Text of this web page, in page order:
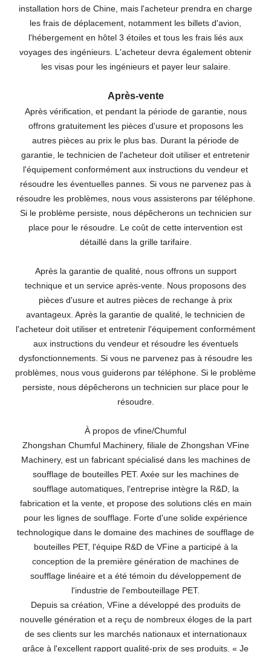
installation hors de Chine, mais l'acheteur prendra en charge
les frais de déplacement, notamment les billets d'avion,
l'hébergement en hôtel 3 étoiles et tous les frais liés aux
voyages des ingénieurs. L'acheteur devra également obtenir
les visas pour les ingénieurs et payer leur salaire.
Après-vente
Après vérification, et pendant la période de garantie, nous
offrons gratuitement les pièces d'usure et proposons les
autres pièces au prix le plus bas. Durant la période de
garantie, le technicien de l'acheteur doit utiliser et entretenir
l'équipement conformément aux instructions du vendeur et
résoudre les éventuelles pannes. Si vous ne parvenez pas à
résoudre les problèmes, nous vous assisterons par téléphone.
Si le problème persiste, nous dépêcherons un technicien sur
place pour le résoudre. Le coût de cette intervention est
détaillé dans la grille tarifaire.
Après la garantie de qualité, nous offrons un support
technique et un service après-vente. Nous proposons des
pièces d'usure et autres pièces de rechange à prix
avantageux. Après la garantie de qualité, le technicien de
l'acheteur doit utiliser et entretenir l'équipement conformément
aux instructions du vendeur et résoudre les éventuels
dysfonctionnements. Si vous ne parvenez pas à résoudre les
problèmes, nous vous guiderons par téléphone. Si le problème
persiste, nous dépêcherons un technicien sur place pour le
résoudre.
À propos de vfine/Chumful
Zhongshan Chumful Machinery, filiale de Zhongshan VFine
Machinery, est un fabricant spécialisé dans les machines de
soufflage de bouteilles PET. Axée sur les machines de
soufflage automatiques, l'entreprise intègre la R&D, la
fabrication et la vente, et propose des solutions clés en main
pour les lignes de soufflage. Forte d'une solide expérience
technologique dans le domaine des machines de soufflage de
bouteilles PET, l'équipe R&D de VFine a participé à la
conception de la première génération de machines de
soufflage linéaire et a été témoin du développement de
l'industrie de l'embouteillage PET.
Depuis sa création, VFine a développé des produits de
nouvelle génération et a reçu de nombreux éloges de la part
de ses clients sur les marchés nationaux et internationaux
grâce à l'excellent rapport qualité-prix de ses produits. « Je